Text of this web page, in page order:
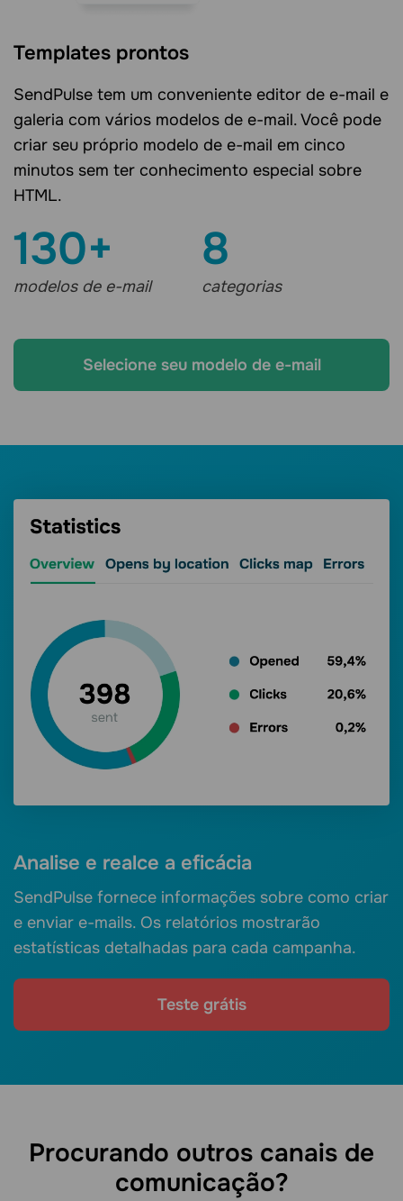
Templates prontos
SendPulse tem um conveniente editor de e-mail e
galeria com vários modelos de e-mail. Você pode
criar seu próprio modelo de e-mail em cinco
minutos sem ter conhecimento especial sobre
HTML.
130+
modelos de e-mail
8
categorias
Selecione seu modelo de e-mail
Analise e realce a eficácia
SendPulse fornece informações sobre como criar
e enviar e-mails. Os relatórios mostrarão
estatísticas detalhadas para cada campanha.
Teste grátis
Procurando outros canais de
comunicação?